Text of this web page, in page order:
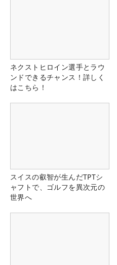
ネクストヒロイン選手とラウ
ンドできるチャンス！詳しく
はこちら！
スイスの叡智が生んだTPTシ
ャフトで、ゴルフを異次元の
世界へ